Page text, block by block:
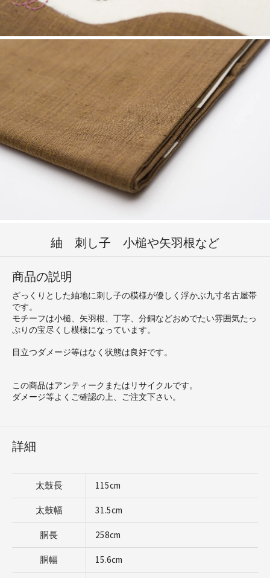
紬 刺し子 小槌や矢羽根など
商品の説明
ざっくりとした紬地に刺し子の模様が優しく浮かぶ九寸名古屋帯
です。
モチーフは小槌、矢羽根、丁字、分銅などおめでたい雰囲気たっ
ぷりの宝尽くし模様になっています。
目立つダメージ等はなく状態は良好です。
この商品はアンティークまたはリサイクルです。
ダメージ等よくご確認の上、ご注文下さい。
詳細
太鼓長 115cm
太鼓幅 31.5cm
胴長 258cm
胴幅 15.6cm